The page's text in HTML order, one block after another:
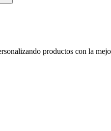
productos con la